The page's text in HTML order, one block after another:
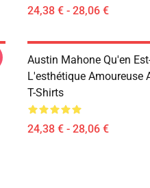
24,38 € - 28,06 €
Austin Mahone Qu'en
L'esthétique Amoureuse
T-Shirts
24,38 € - 28,06 €